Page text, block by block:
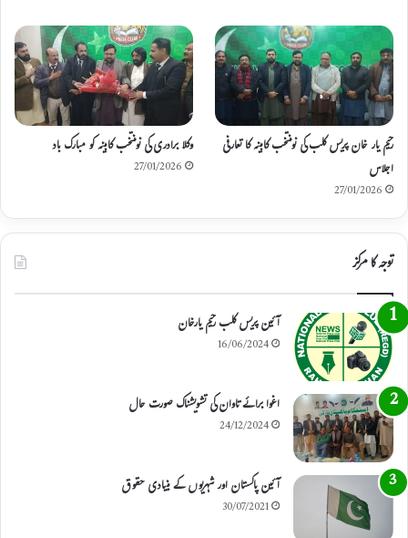
رحیم یار خان پریس کلب کی نومنتخب کابینہ کا تعارفی
اجلاس
27/01/2026
وکلا برادری کی نومنتخب کابینہ کو مبارک باد
27/01/2026
توجہ کا مرکز
آئین پریس کلب رحیم یارخان
16/06/2024
اغوا برائے تاوان کی تشویشناک صورت حال
24/12/2024
آئین پاکستان اور شہریوں کے بنیادی حقوق
30/07/2021